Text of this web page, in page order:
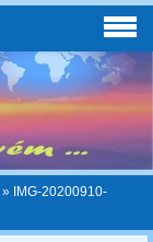
»
IMG-20200910-